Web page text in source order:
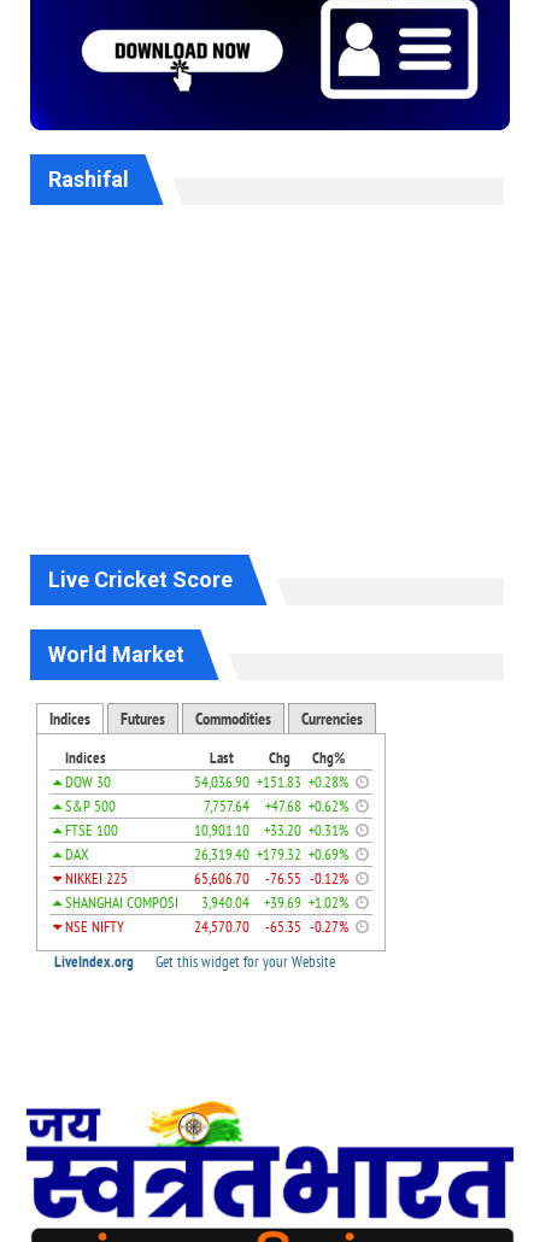
Rashifal
Live Cricket Score
World Market